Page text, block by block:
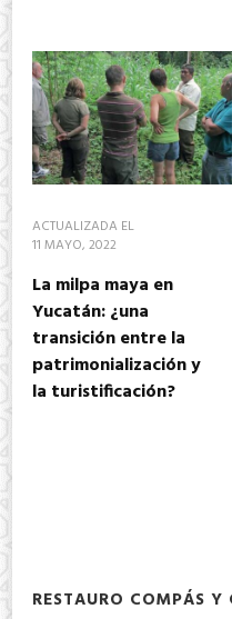
ACTUALIZADA EL
11 MAYO, 2022
La milpa maya en
Yucatán: ¿una
transición entre la
patrimonialización y
la turistificación?
RESTAURO COMPÁS